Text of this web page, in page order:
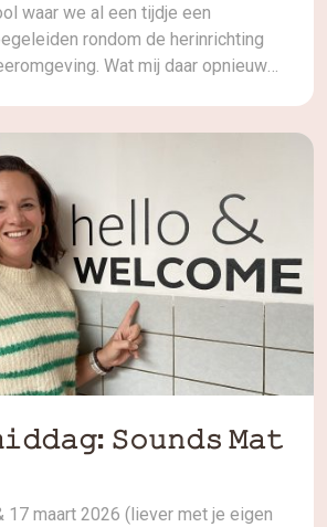
waar we al een tijdje een
rondom de herinrichting
Wat mij daar opnieuw
die […]
𝚂𝚘𝚞𝚗𝚍𝚜 𝙼𝚊𝚝
17 maart 2026 (liever met je eigen